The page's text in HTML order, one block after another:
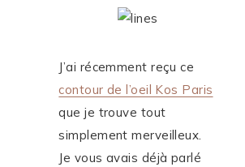
J’ai récemment reçu ce
contour de l’oeil Kos Paris
que je trouve tout
simplement merveilleux.
Je vous avais déjà parlé